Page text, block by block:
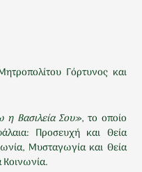
Γόρτυνος και
η Βασιλεία Σου», το οποίο
Προσευχή και Θεία
Μυσταγωγία και Θεία
Κοινωνία.